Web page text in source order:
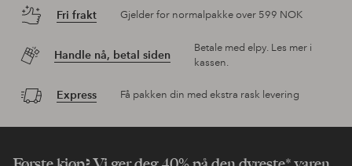
Fri frakt Gjelder for normalpakke over 599 NOK
Handle nå, betal siden
Betale med elpy. Les mer i
kassen.
Express Få pakken din med ekstra rask levering